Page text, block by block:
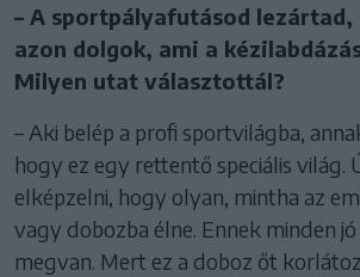
– A sportpályafutásod lezártad,
azon dolgok, ami a
Milyen utat választottál?
– Aki belép a profi sportvilágba,
hogy ez egy rettentő speciális világ.
elképzelni, hogy olyan, mintha az
vagy dobozba élne. Ennek minden
megvan. Mert ez a doboz őt